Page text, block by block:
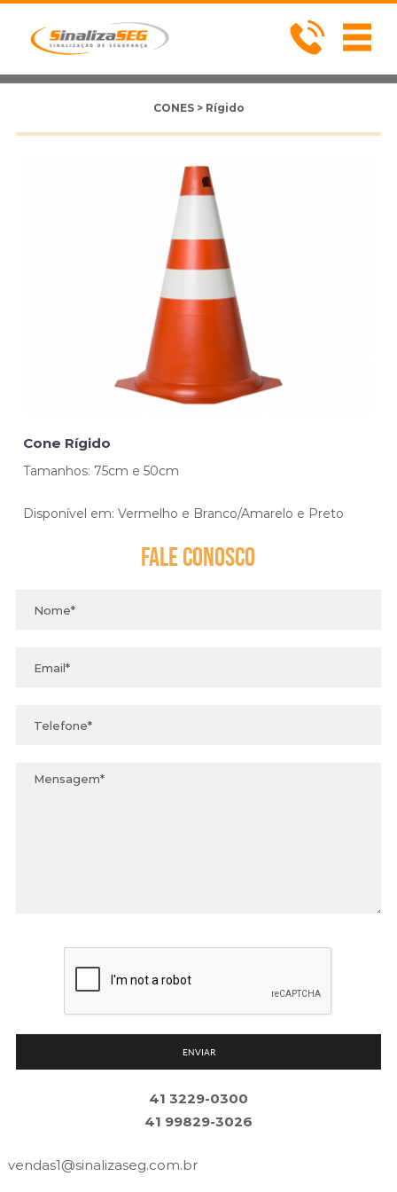
CONES > Rígido
Cone Rígido
Tamanhos: 75cm e 50cm
Disponível em: Vermelho e Branco/Amarelo e Preto
FaleConosco
ENVIAR
41 3229-0300
41 99829-3026
vendas1@sinalizaseg.com.br